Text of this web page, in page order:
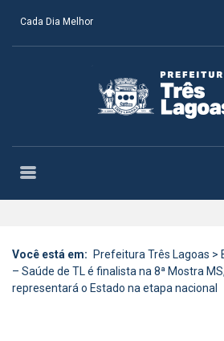
Cada Dia Melhor
Você está em: Prefeitura Três Lagoas >
– Saúde de TL é finalista na 8ª Mostra
representará o Estado na etapa nacional